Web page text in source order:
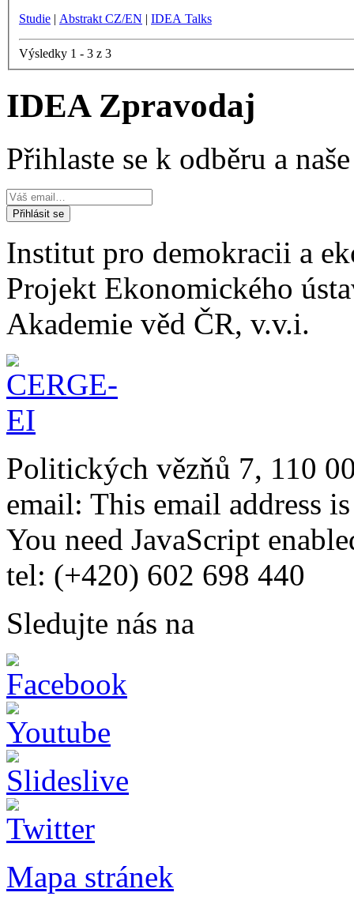
Studie | Abstrakt CZ/EN | IDEA Talks
Výsledky 1 - 3 z 3
IDEA Zpravodaj
Přihlaste se k odběru a
Institut pro demokracii a
Projekt Ekonomického
Akademie věd ČR, v.v.i.
Politických vězňů 7, 110
email: This email address
You need JavaScript
tel: (+420) 602 698 440
Sledujte nás na
Mapa stránek